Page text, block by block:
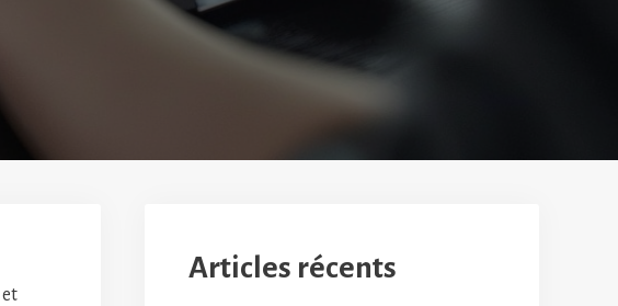
et
Articles récents